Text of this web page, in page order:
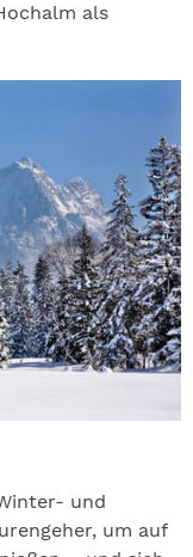
als
und
um auf